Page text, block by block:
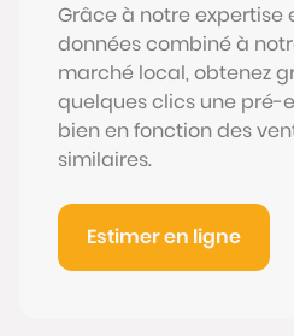
Grâce à notre expertise
données combiné à
marché local, obtenez
quelques clics une pré-
bien en fonction des
similaires.
Estimer en ligne